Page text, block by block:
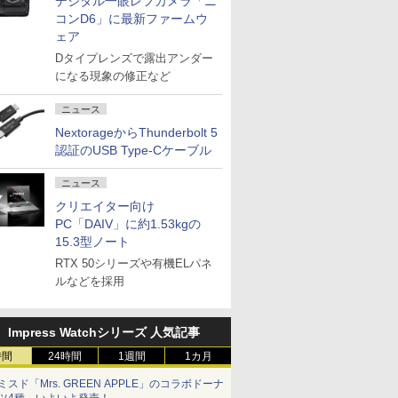
コンD6」に最新ファームウ
ェア
Dタイプレンズで露出アンダー
になる現象の修正など
ニュース
NextorageからThunderbolt 5
認証のUSB Type-Cケーブル
ニュース
クリエイター向け
PC「DAIV」に約1.53kgの
15.3型ノート
RTX 50シリーズや有機ELパネ
ルなどを採用
Impress Watchシリーズ 人気記事
24時間 1週間 1カ月
スド「Mrs. GREEN APPLE」のコラボドーナ